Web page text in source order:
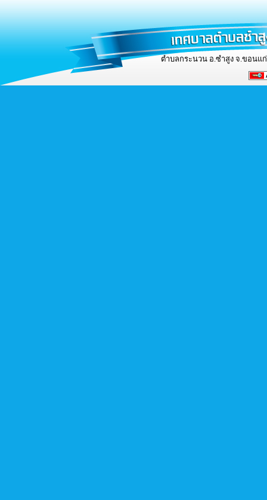
ตำบลกระนวน อ.ซำสูง จ.ขอนแ